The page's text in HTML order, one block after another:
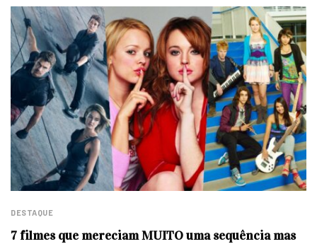
DESTAQUE
7 filmes que mereciam MUITO uma sequência mas